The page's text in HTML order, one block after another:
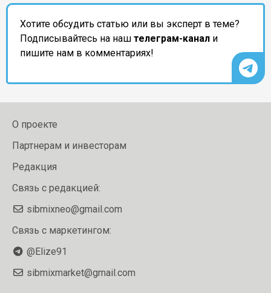
Хотите обсудить статью или вы эксперт в теме?
Подписывайтесь на наш телеграм-канал и
пишите нам в комментариях!
О проекте
Партнерам и инвесторам
Редакция
Связь с редакцией:
sibmixneo@gmail.com
Связь с маркетингом:
@Elize91
sibmixmarket@gmail.com